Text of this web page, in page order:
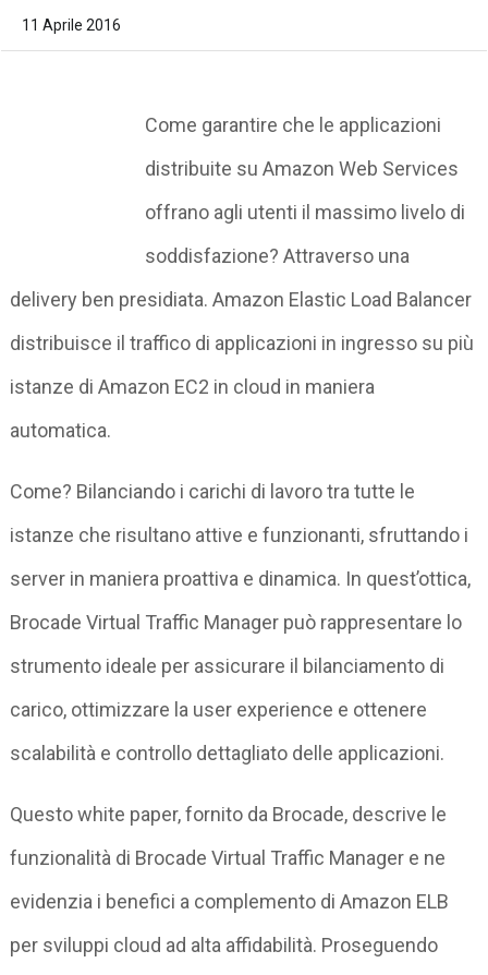
11 Aprile 2016
Come garantire che le applicazioni
distribuite su Amazon Web Services
offrano agli utenti il massimo livelo di
soddisfazione? Attraverso una
delivery ben presidiata. Amazon Elastic Load Balancer
distribuisce il traffico di applicazioni in ingresso su più
istanze di Amazon EC2 in cloud in maniera
automatica.
Come? Bilanciando i carichi di lavoro tra tutte le
istanze che risultano attive e funzionanti, sfruttando i
server in maniera proattiva e dinamica. In quest’ottica,
Brocade Virtual Traffic Manager può rappresentare lo
strumento ideale per assicurare il bilanciamento di
carico, ottimizzare la user experience e ottenere
scalabilità e controllo dettagliato delle applicazioni.
Questo white paper, fornito da Brocade, descrive le
funzionalità di Brocade Virtual Traffic Manager e ne
evidenzia i benefici a complemento di Amazon ELB
per sviluppi cloud ad alta affidabilità. Proseguendo